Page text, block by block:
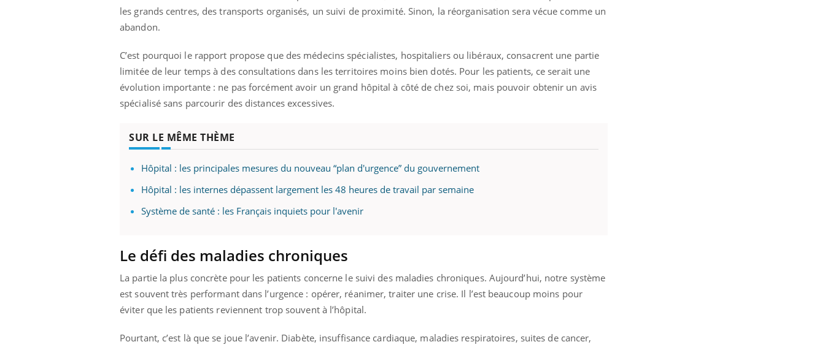
les grands centres, des transports organisés, un suivi de proximité. Sinon, la réorganisation sera vécue comme un
abandon.
C’est pourquoi le rapport propose que des médecins spécialistes, hospitaliers ou libéraux, consacrent une partie
limitée de leur temps à des consultations dans les territoires moins bien dotés. Pour les patients, ce serait une
évolution importante : ne pas forcément avoir un grand hôpital à côté de chez soi, mais pouvoir obtenir un avis
spécialisé sans parcourir des distances excessives.
SUR LE MÊME THÈME
Hôpital : les principales mesures du nouveau “plan d'urgence” du gouvernement
Hôpital : les internes dépassent largement les 48 heures de travail par semaine
Système de santé : les Français inquiets pour l'avenir
Le défi des maladies chroniques
La partie la plus concrète pour les patients concerne le suivi des maladies chroniques. Aujourd’hui, notre système
est souvent très performant dans l’urgence : opérer, réanimer, traiter une crise. Il l’est beaucoup moins pour
éviter que les patients reviennent trop souvent à l’hôpital.
Pourtant, c’est là que se joue l’avenir. Diabète, insuffisance cardiaque, maladies respiratoires, suites de cancer,